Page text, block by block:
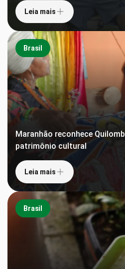
Leia mais
Brasil
Maranhão reconhece
patrimônio cultural
Leia mais
Brasil